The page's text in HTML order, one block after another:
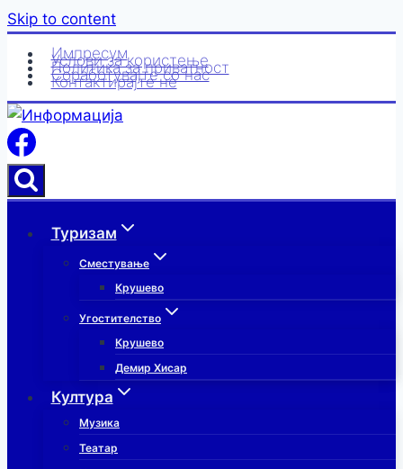
Skip to content
Импресум
Услови за користење
Политика за приватност
Соработувајте со нас
Контактирајте нè
Туризам
Сместување
Крушево
Угостителство
Крушево
Демир Хисар
Култура
Музика
Театар